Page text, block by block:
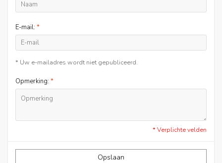
E-mail: *
* Uw e-mailadres wordt niet gepubliceerd.
Opmerking: *
* Verplichte velden
Opslaan